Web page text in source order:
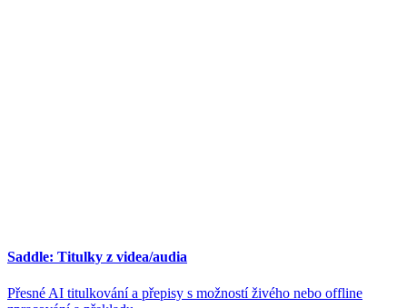
Saddle: Titulky z videa/audia
Přesné AI titulkování a přepisy s možností živého nebo offline